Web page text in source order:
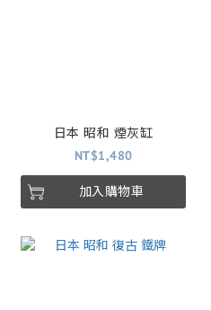
日本 昭和 煙灰缸
NT$1,480
加入購物車